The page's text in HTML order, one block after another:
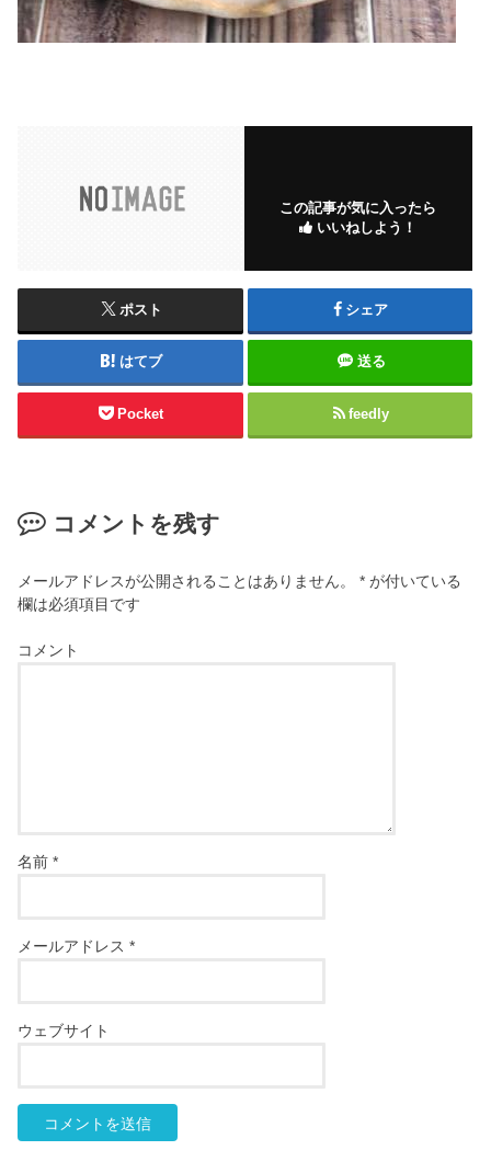
この記事が気に入ったら
いいねしよう！
ポスト シェア
はてブ 送る
Pocket feedly
コメントを残す
メールアドレスが公開されることはありません。 * が付いている
欄は必須項目です
コメント
名前*
メールアドレス*
ウェブサイト